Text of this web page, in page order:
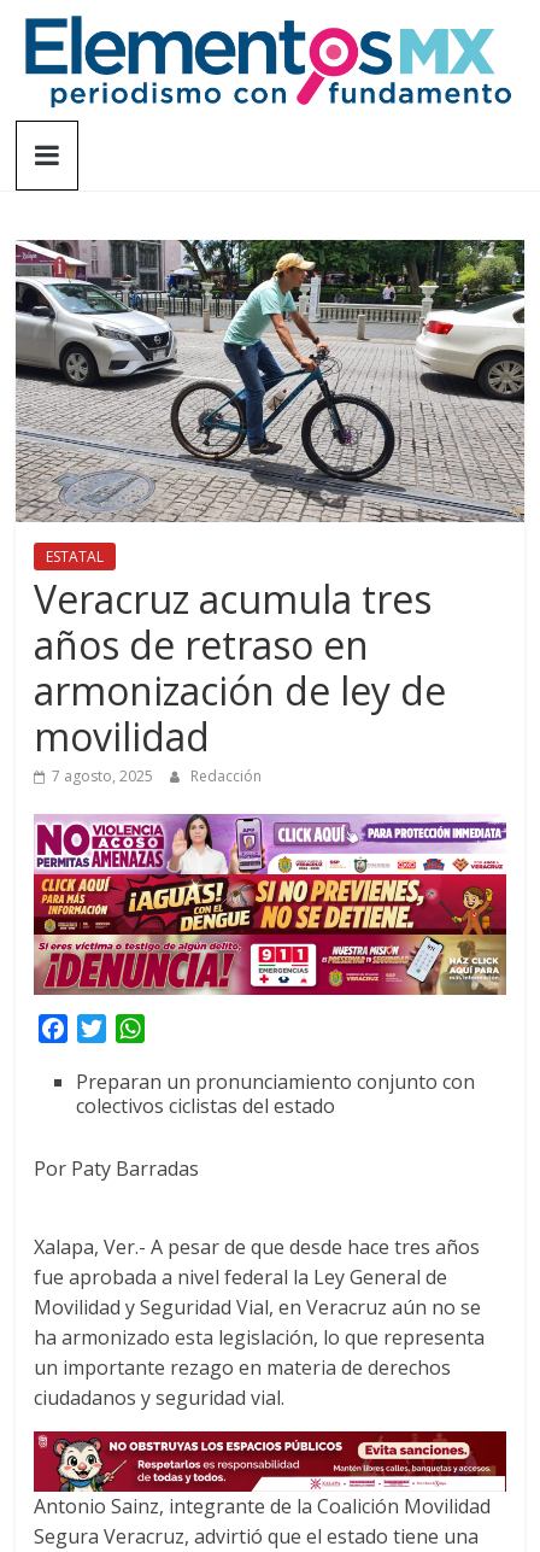
Saltar
contenido
Elementosmx
fundamento
ESTATAL
Veracruz acumula tres
años de retraso en
armonización de ley de
movilidad
7 agosto, 2025 Redacción
e
o
T
i
t
e
a
t
A
Preparan un pronunciamiento conjunto con
colectivos ciclistas del estado
Por Paty Barradas
Xalapa, Ver.- A pesar de que desde hace tres años
fue aprobada a nivel federal la Ley General de
Movilidad y Seguridad Vial, en Veracruz aún no se
ha armonizado esta legislación, lo que representa
un importante rezago en materia de derechos
ciudadanos y seguridad vial.
Antonio Sainz, integrante de la Coalición Movilidad
Segura Veracruz, advirtió que el estado tiene una